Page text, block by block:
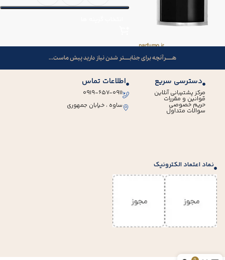
هــــــرآنچه برای جذابـــــتر شدن نیاز دارید پیش ماست...
دسترسی سریع
مرکز پشتیبانی آنلاین
قوانین و مقررات
حریم خصوصی
سوالات متداول
اطلاعات تماس
۰۹۱۹-۶۵۷-۰۹۱۱
ساوه ، خیابان جمهوری
نماد اعتماد الکترونیک